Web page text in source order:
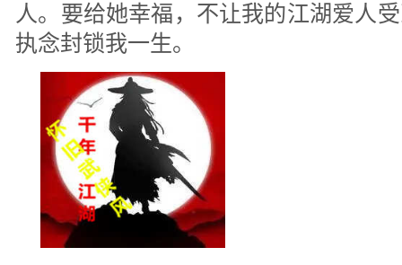
人。要给她幸福，不让我的江湖爱人
执念封锁我一生。